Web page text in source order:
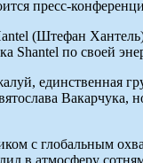
(Штефан
по своей
единственная
с глобальным
в атмосферу